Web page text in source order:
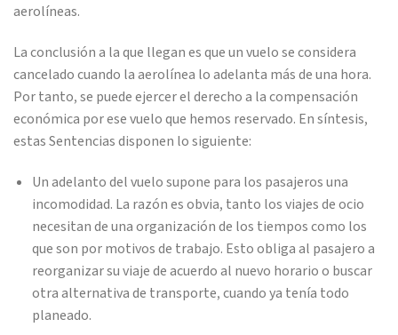
aerolíneas.
La conclusión a la que llegan es que un vuelo se considera
cancelado cuando la aerolínea lo adelanta más de una hora.
Por tanto, se puede ejercer el derecho a la compensación
económica por ese vuelo que hemos reservado. En síntesis,
estas Sentencias disponen lo siguiente:
Un adelanto del vuelo supone para los pasajeros una
incomodidad. La razón es obvia, tanto los viajes de ocio
necesitan de una organización de los tiempos como los
que son por motivos de trabajo. Esto obliga al pasajero a
reorganizar su viaje de acuerdo al nuevo horario o buscar
otra alternativa de transporte, cuando ya tenía todo
planeado.